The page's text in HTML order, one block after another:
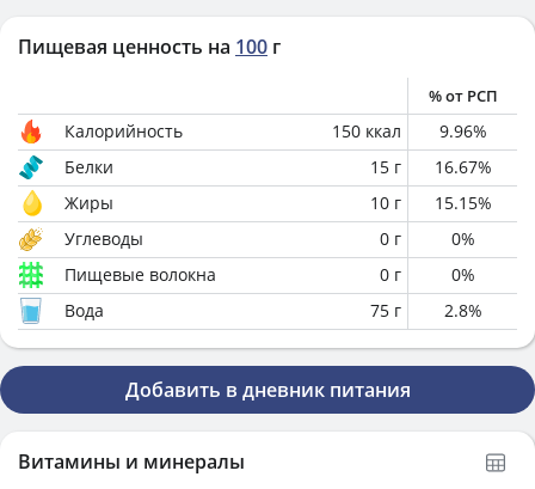
Пищевая ценность на 100 г
% от РСП
Калорийность 150 ккал 9.96%
Белки
15 г 16.67%
Жиры
10 г 15.15%
Углеводы
0 г 0%
Пищевые волокна
0 г 0%
Вода
75 г 2.8%
Добавить в дневник питания
Витамины и минералы